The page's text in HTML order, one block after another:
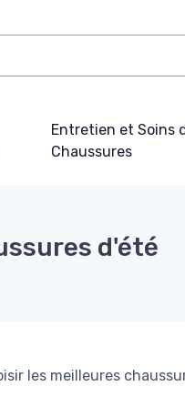
Entretien et Soins
Chaussures
d'été
les meilleures